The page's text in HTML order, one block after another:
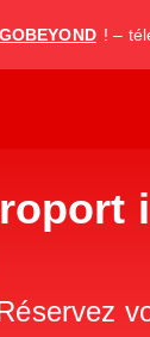
GOBEYOND ! –